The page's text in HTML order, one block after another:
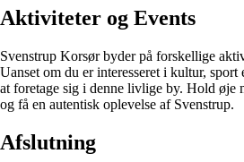
Aktiviteter og Events
Svenstrup Korsør byder på forskellige
Uanset om du er interesseret i kultur,
at foretage sig i denne livlige by. Hold øje
og få en autentisk oplevelse af Svenstrup.
Afslutning